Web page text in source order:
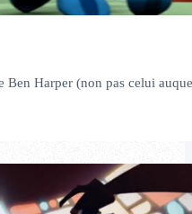
Ben Harper (non pas celui